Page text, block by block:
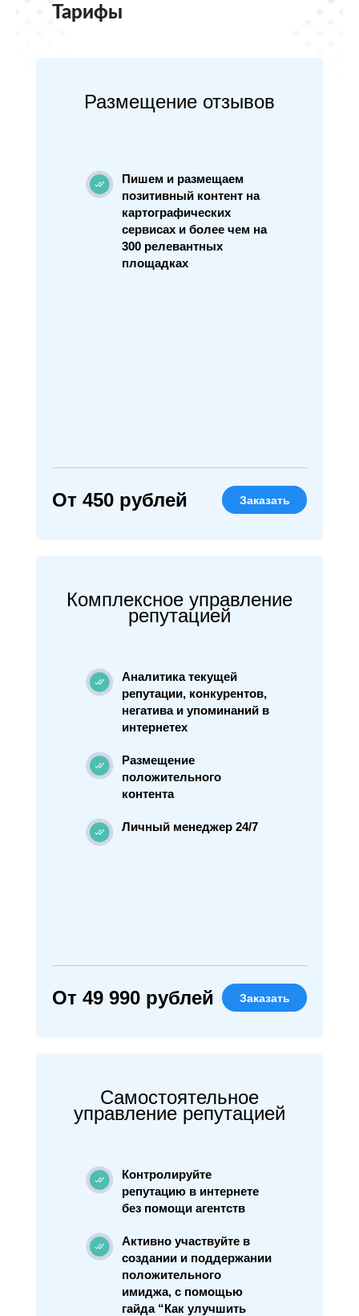
Тарифы
Размещение отзывов
Пишем и размещаем
позитивный контент на
картографических
сервисах и более чем на
300 релевантных
площадках
От 450 рублей Заказать
Комплексное управление
репутацией
Аналитика текущей
репутации, конкурентов,
негатива и упоминаний в
интернетех
Размещение
положительного
контента
Личный менеджер 24/7
От 49 990 рублей Заказать
Самостоятельное
управление репутацией
Контролируйте
репутацию в интернете
без помощи агентств
Активно участвуйте в
создании и поддержании
положительного
имиджа, с помощью
гайда “Как улучшить